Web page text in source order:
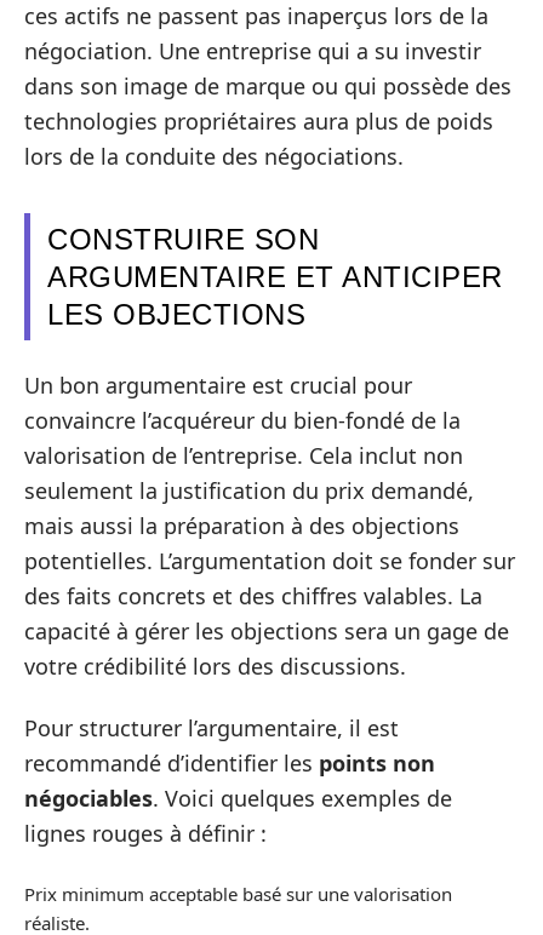
ces actifs ne passent pas inaperçus lors de la
négociation. Une entreprise qui a su investir
dans son image de marque ou qui possède des
technologies propriétaires aura plus de poids
lors de la conduite des négociations.
CONSTRUIRE SON
ARGUMENTAIRE ET ANTICIPER
LES OBJECTIONS
Un bon argumentaire est crucial pour
convaincre l’acquéreur du bien-fondé de la
valorisation de l’entreprise. Cela inclut non
seulement la justification du prix demandé,
mais aussi la préparation à des objections
potentielles. L’argumentation doit se fonder sur
des faits concrets et des chiffres valables. La
capacité à gérer les objections sera un gage de
votre crédibilité lors des discussions.
Pour structurer l’argumentaire, il est
recommandé d’identifier les points non
négociables. Voici quelques exemples de
lignes rouges à définir :
Prix minimum acceptable basé sur une valorisation
réaliste.